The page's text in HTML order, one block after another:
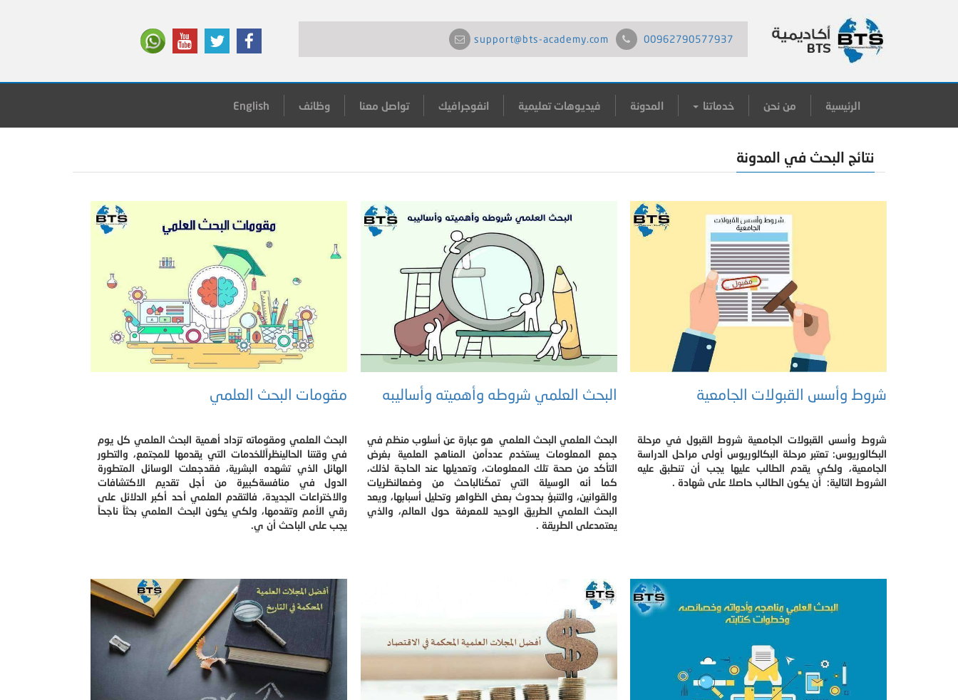
00962790577937
support@bts-academy.com
الرئيسية من نحن خدماتنا المدونة فيديوهات تعليمية انفوجرافيك تواصل معنا وظائف English
نتائج البحث في المدونة
شروط وأسس القبولات الجامعية
شروط وأسس القبولات الجامعية شروط القبول في مرحلة
البكالوريوس: تعتبر مرحلة البكالوريوس أولى مراحل الدراسة
الجامعية، ولكي يقدم الطالب عليها يجب أن تنطبق عليه
الشروط التالية: أن يكون الطالب حاصلا على شهادة .
البحث العلمي شروطه وأهميته وأساليبه
البحث العلمي البحث العلمي هو عبارة عن أسلوب منظم في
جمع المعلومات يستخدم عدداًمن المناهج العلمية بغرض
التأكد من صحة تلك المعلومات، وتعديلها عند الحاجة لذلك،
كما أنه الوسيلة التي تمكّنالباحث من وضعالنظريات
والقوانين، والتنبؤ بحدوث بعض الظواهر وتحليل أسبابها، ويعد
البحث العلمي الطريق الوحيد للمعرفة حول العالم، والذي
يعتمدعلى الطريقة .
مقومات البحث العلمي
البحث العلمي ومقوماته تزداد أهمية البحث العلمي كل يوم
في وقتنا الحالينظراًللخدمات التي يقدمها للمجتمع، والتطور
الهائل الذي تشهده البشرية، فقدجعلت الوسائل المتطورة
الدول في منافسةكبيرة من أجل تقديم الاكتشافات
والاختراعات الجديدة، فالتقدم العلمي أحد أكبر الدلائل على
رقي الأمم وتقدمها، ولكي يكون البحث العلمي بحثاً ناجحاً
يجب على الباحث أن ي.